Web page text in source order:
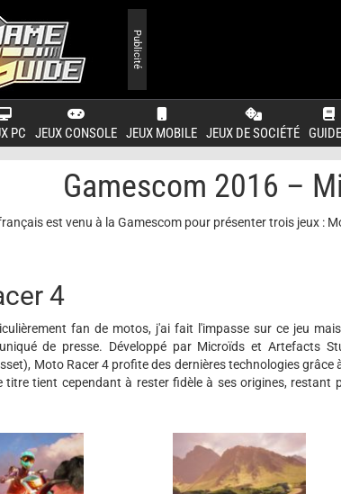
PC JEUX CONSOLE JEUX MOBILE JEUX DE SOCIÉTÉ
Publicité
Gamescom 2016 –
est venu à la Gamescom pour présenter trois jeux :
4
fan de motos, j'ai fait l'impasse sur ce jeu
de presse. Développé par Microïds et Artefacts
Moto Racer 4 profite des dernières technologies grâce
titre tient cependant à rester fidèle à ses origines, restant